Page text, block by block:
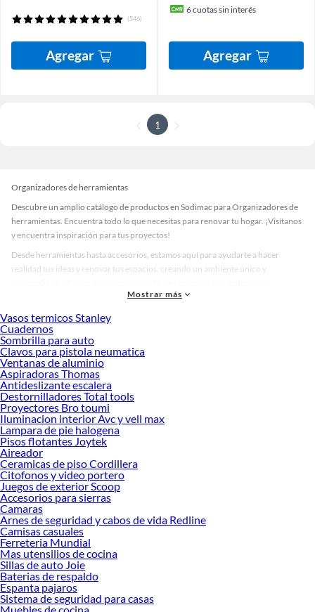
(546)
Agregar
6cuotas sin interés
Agregar
1
Organizadores de herramientas
Descubre un amplio catálogo de productos en Sodimac para Organizadores de
herramientas. Encuentra todo lo que necesitas para renovar tu hogar. ¡Visítanos
y encuentra inspiración para tus proyectos!
Desde herramientas hasta accesorios, estamos aquí para ayudarte a hacer
realidad tus ideas y renovar tus espacios, creando un ambiente único y
accesorios de calidad que te ayudarán a crear un espacio más tú.
Desde remodelaciones hasta proyectos de decoración, estamos aquí para hacer
tus ideas realidad. ¡Visítanos y encuentra todo lo que tenemos para ofrecerte en
Organizadores de herramientas!
Explora la variedad de productos de Organizadores de herramientas en
Sodimac
Herramientas, materiales y accesorios de calidad para tus proyectos y
renovación de espacios. ¡Visítanos y descubre todo lo que tenemos para
ofrecerte!
Encuentra una amplia variedad de productos de Organizadores de
herramientas en Sodimac. Encuentra todo lo necesario para tus proyectos de
renovación y decoración. ¡Visítanos y haz tus ideas realidad!
Mostrar más
Vasos termicos Stanley
Cuadernos
Sombrilla para auto
Clavos para pistola neumatica
Ventanas de aluminio
Aspiradoras Thomas
Antideslizante escalera
Destornilladores Total tools
Proyectores Bro toumi
Iluminacion interior Avc y vell max
Lampara de pie halogena
Pisos flotantes Joytek
Aireador
Ceramicas de piso Cordillera
Citofonos y video portero
Juegos de exterior Scoop
Accesorios para sierras
Camaras
Arnes de seguridad y cabos de vida Redline
Camisas casuales
Ferreteria Mundial
Mas utensilios de cocina
Sillas de auto Joie
Baterias de respaldo
Espanta pajaros
Sistema de seguridad para casas